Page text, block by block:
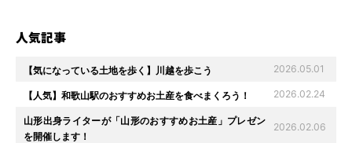
人気記事
【気になっている土地を歩く】川越を歩こう 2026.05.01
【人気】和歌山駅のおすすめお土産を食べまくろう！ 2026.02.24
山形出身ライターが「山形のおすすめお土産」プレゼン
を開催します！
2026.02.06